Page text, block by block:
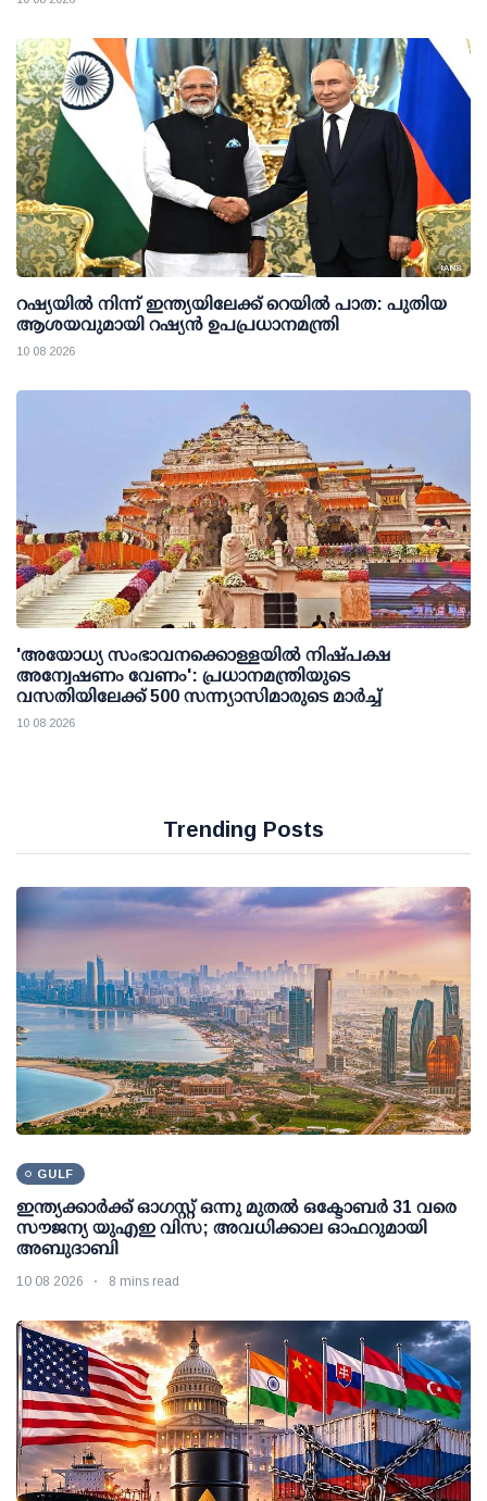
റഷ്യയില്‍ നിന്ന് ഇന്ത്യയിലേക്ക് റെയില്‍ പാത: പുതിയ
ആശയവുമായി റഷ്യന്‍ ഉപപ്രധാനമന്ത്രി
10 08 2026
'അയോധ്യ സംഭാവനക്കൊള്ളയില്‍ നിഷ്പക്ഷ
അന്വേഷണം വേണം': പ്രധാനമന്ത്രിയുടെ
വസതിയിലേക്ക് 500 സന്ന്യാസിമാരുടെ മാര്‍ച്ച്
10 08 2026
Trending Posts
GULF
ഇന്ത്യക്കാര്‍ക്ക് ഓഗസ്റ്റ് ഒന്നു മുതല്‍ ഒക്ടോബര്‍ 31 വരെ
സൗജന്യ യുഎഇ വിസ; അവധിക്കാല ഓഫറുമായി
അബുദാബി
10 08 2026 8 mins read